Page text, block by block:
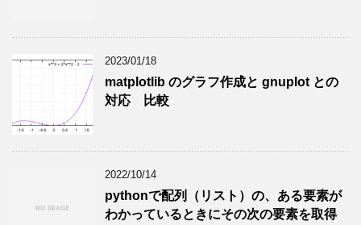
2023/01/18
matplotlib のグラフ作成と gnuplot との
対応 比較
2022/10/14
pythonで配列（リスト）の、ある要素が
わかっているときにその次の要素を取得